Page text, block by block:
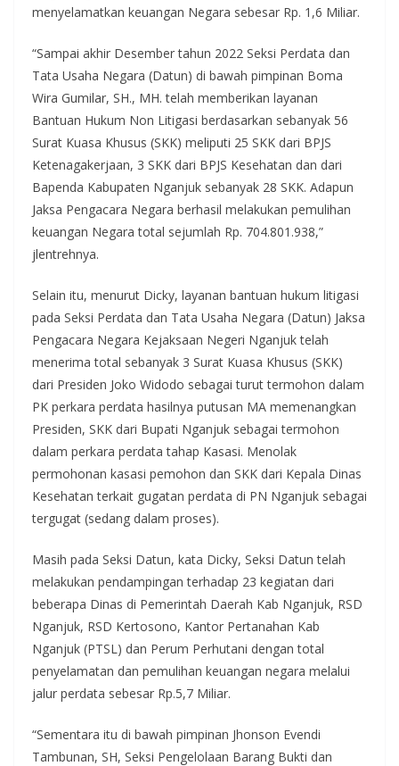
menyelamatkan keuangan Negara sebesar Rp. 1,6 Miliar.
“Sampai akhir Desember tahun 2022 Seksi Perdata dan
Tata Usaha Negara (Datun) di bawah pimpinan Boma
Wira Gumilar, SH., MH. telah memberikan layanan
Bantuan Hukum Non Litigasi berdasarkan sebanyak 56
Surat Kuasa Khusus (SKK) meliputi 25 SKK dari BPJS
Ketenagakerjaan, 3 SKK dari BPJS Kesehatan dan dari
Bapenda Kabupaten Nganjuk sebanyak 28 SKK. Adapun
Jaksa Pengacara Negara berhasil melakukan pemulihan
keuangan Negara total sejumlah Rp. 704.801.938,”
jlentrehnya.
Selain itu, menurut Dicky, layanan bantuan hukum litigasi
pada Seksi Perdata dan Tata Usaha Negara (Datun) Jaksa
Pengacara Negara Kejaksaan Negeri Nganjuk telah
menerima total sebanyak 3 Surat Kuasa Khusus (SKK)
dari Presiden Joko Widodo sebagai turut termohon dalam
PK perkara perdata hasilnya putusan MA memenangkan
Presiden, SKK dari Bupati Nganjuk sebagai termohon
dalam perkara perdata tahap Kasasi. Menolak
permohonan kasasi pemohon dan SKK dari Kepala Dinas
Kesehatan terkait gugatan perdata di PN Nganjuk sebagai
tergugat (sedang dalam proses).
Masih pada Seksi Datun, kata Dicky, Seksi Datun telah
melakukan pendampingan terhadap 23 kegiatan dari
beberapa Dinas di Pemerintah Daerah Kab Nganjuk, RSD
Nganjuk, RSD Kertosono, Kantor Pertanahan Kab
Nganjuk (PTSL) dan Perum Perhutani dengan total
penyelamatan dan pemulihan keuangan negara melalui
jalur perdata sebesar Rp.5,7 Miliar.
“Sementara itu di bawah pimpinan Jhonson Evendi
Tambunan, SH, Seksi Pengelolaan Barang Bukti dan